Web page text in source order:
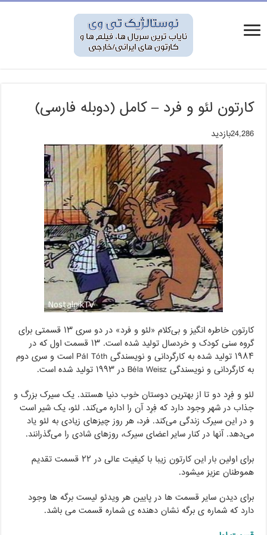
کارتون لئو و فرد – کامل (دوبله فارسی)
24,286بازدید
کارتون خاطره انگیز و بی‌کلام «لئو و فرد» در دو سری ۱۳ قسمتی برای
گروه سنی کودک و خردسال تولید شده است. ۱۳ قسمت اول که در
۱۹۸۴ تولید شده به کارگردانی و نویسندگی Pál Tóth است و سری دوم
به کارگردانی و نویسندگی Béla Weisz در ۱۹۹۳ تولید شده است.
لئو و فِرِد دو تا از بهترین دوستان خوب دنیا هستند. یک سیرک بزرگ و
جذاب در شهر وجود دارد که فِرِد آن را اداره می‌کند. لئو، یک شیر است
و در این سیرک زندگی می‌کند. فرد، هر روز چیزهای زیادی به لئو یاد
می‌دهد. آنها در کنار سایر اعضای سیرک، روزهای شادی را می‌گذرانند.
برای اولین بار این کارتون زیبا با کیفیت عالی در ۲۲ قسمت تقدیم
هموطنان عزیز میشود.
برای دیدن سایر قسمت ها در پایین هر ویدئو لیست برگه ها وجود
دارد که شماره ی برگه نشان دهنده ی شماره قسمت می باشد.